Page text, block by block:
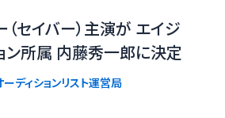
セイバー）主演が エイジ
ン所属 内藤秀一郎に決定
ーディションリスト運営局